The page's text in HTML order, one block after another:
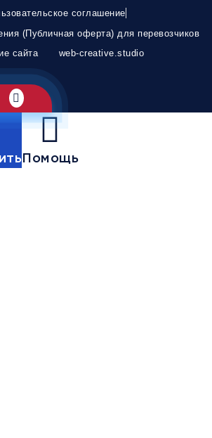
соглашение
(Публичная оферта) для перевозчиков
web-creative.studio
Помощь